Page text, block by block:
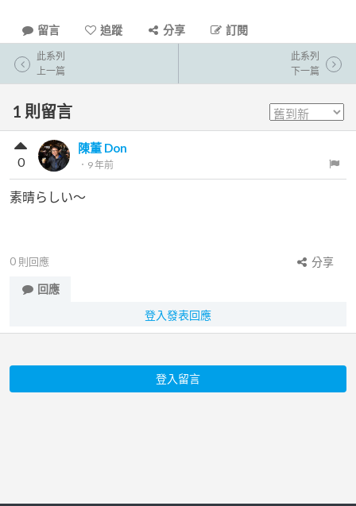
留言 追蹤 分享 訂閱
此系列
上一篇
此系列
下一篇
1 則留言
陳董 Don
． 9 年前
0
素晴らしい～
0 則回應
分享
回應
登入發表回應
登入留言